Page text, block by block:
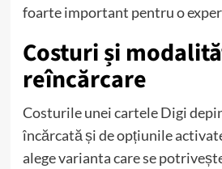
foarte important pentru o
Costuri și
reîncărcare
Costurile unei cartele Digi
încărcată și de opțiunile
alege varianta care se